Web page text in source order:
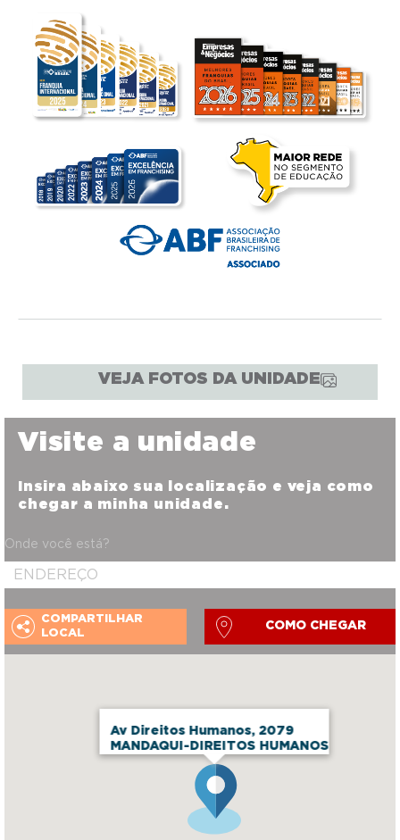
VEJA FOTOS DA UNIDADE
Av Direitos Humanos, 2079
MANDAQUI-DIREITOS HUMANOS
Visite a unidade
Insira abaixo sua localização e veja como
chegar a minha unidade.
Onde você está?
COMPARTILHAR
LOCAL
COMO CHEGAR